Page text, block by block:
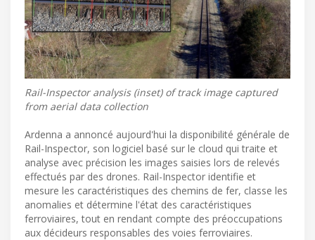
Rail-Inspector analysis (inset) of track image captured
from aerial data collection
Ardenna a annoncé aujourd'hui la disponibilité générale de
Rail-Inspector, son logiciel basé sur le cloud qui traite et
analyse avec précision les images saisies lors de relevés
effectués par des drones. Rail-Inspector identifie et
mesure les caractéristiques des chemins de fer, classe les
anomalies et détermine l'état des caractéristiques
ferroviaires, tout en rendant compte des préoccupations
aux décideurs responsables des voies ferroviaires.